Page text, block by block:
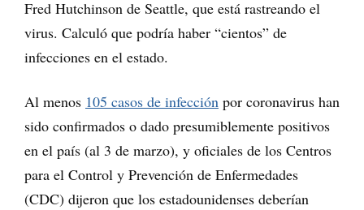
Fred Hutchinson de Seattle, que está rastreando el
virus. Calculó que podría haber “cientos” de
infecciones en el estado.
Al menos 105 casos de infección por coronavirus han
sido confirmados o dado presumiblemente positivos
en el país (al 3 de marzo), y oficiales de los Centros
para el Control y Prevención de Enfermedades
(CDC) dijeron que los estadounidenses deberían